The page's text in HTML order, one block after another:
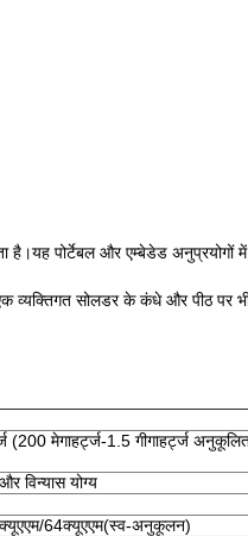
पोर्टेबल और एम्बेडेड
व्यक्तिगत सोलडर के कंधे और पीठ पर
(200 मेगाहर्ट्ज-1.5 गीगाहर्ट्ज
विन्यास योग्य
64क्यूएएम(स्व-अनुकूलन)